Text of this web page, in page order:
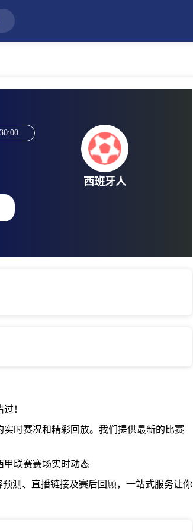
西班牙人
！
时赛况和精彩回放。我们提供最新的比赛
甲联赛赛场实时动态
测、直播链接及赛后回顾，一站式服务让你